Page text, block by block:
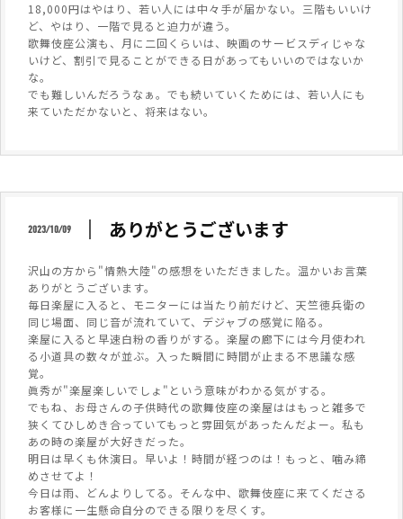
18,000円はやはり、若い人には中々手が届かない。三階もいいけ
ど、やはり、一階で見ると迫力が違う。
歌舞伎座公演も、月に二回くらいは、映画のサービスディじゃな
いけど、割引で見ることができる日があってもいいのではないか
な。
でも難しいんだろうなぁ。でも続いていくためには、若い人にも
来ていただかないと、将来はない。
2023/10/09 ありがとうございます
沢山の方から"情熱大陸"の感想をいただきました。温かいお言葉
ありがとうございます。
毎日楽屋に入ると、モニターには当たり前だけど、天竺徳兵衛の
同じ場面、同じ音が流れていて、デジャブの感覚に陥る。
楽屋に入ると早速白粉の香りがする。楽屋の廊下には今月使われ
る小道具の数々が並ぶ。入った瞬間に時間が止まる不思議な感
覚。
眞秀が"楽屋楽しいでしょ"という意味がわかる気がする。
でもね、お母さんの子供時代の歌舞伎座の楽屋ははもっと雑多で
狭くてひしめき合っていてもっと雰囲気があったんだよー。私も
あの時の楽屋が大好きだった。
明日は早くも休演日。早いよ！時間が経つのは！もっと、噛み締
めさせてよ！
今日は雨、どんよりしてる。そんな中、歌舞伎座に来てくださる
お客様に一生懸命自分のできる限りを尽くす。